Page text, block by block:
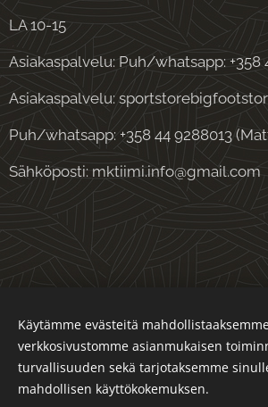
LA 10-15
Asiakaspalvelu: Puh/whatsapp: +358
Asiakaspalvelu:
Puh/whatsapp: +358 44 9288013
Sähköposti: mktiimi.info@gmail.com
Evästeet
Kielet
Suomi
English
Käytämme evästeitä
verkkosivustomme asianmukaisen
turvallisuuden sekä tarjotaksemme
mahdollisen käyttökokemuksen.